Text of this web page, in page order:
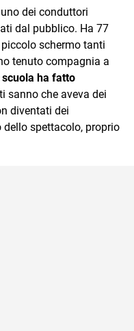
dei conduttori
dal pubblico. Ha 77
schermo tanti
tenuto compagnia a
scuola ha fatto
sanno che aveva dei
diventati dei
spettacolo, proprio